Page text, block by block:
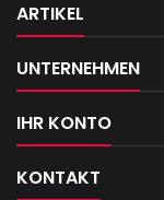
ARTIKEL
UNTERNEHMEN
IHR KONTO
KONTAKT